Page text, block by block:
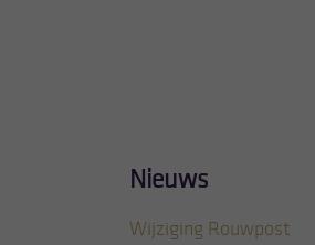
Nieuws
Wijziging Rouwpost